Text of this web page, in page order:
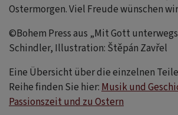
Ostermorgen. Viel Freude wünschen
©Bohem Press aus „Mit Gott
Schindler, Illustration: Štěpán Zavřel
Eine Übersicht über die einzelnen
Reihe finden Sie hier: Musik und
Passionszeit und zu Ostern